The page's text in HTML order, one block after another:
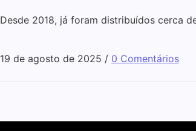
Desde 2018, já foram distribuídos cerca
19 de agosto de 2025 / 0 Comentários